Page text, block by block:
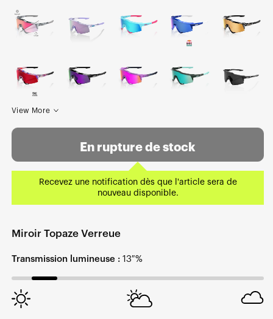
View More
En rupture de stock
Recevez une notification dès que l'article sera de
nouveau disponible.
Miroir Topaze Verreue
Transmission lumineuse : 13 %